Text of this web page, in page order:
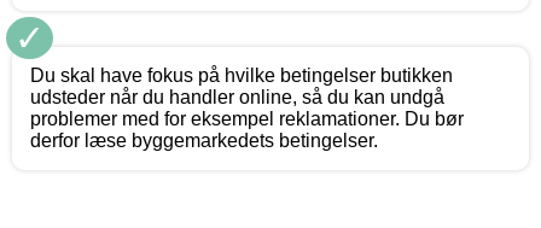
✓
Du skal have fokus på hvilke betingelser butikken
udsteder når du handler online, så du kan undgå
problemer med for eksempel reklamationer. Du bør
derfor læse byggemarkedets betingelser.